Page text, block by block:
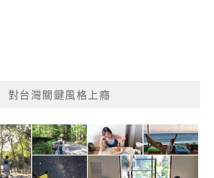
對台灣關鍵風格上癮